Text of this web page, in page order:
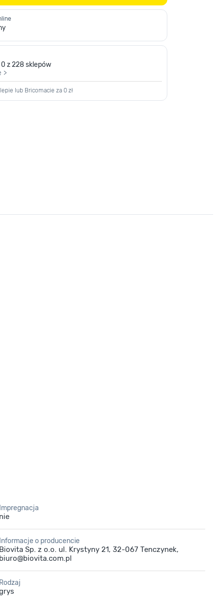
z 228 sklepów
>
lub Bricomacie za 0 zł
Impregnacja
nie
Informacje o producencie
Biovita Sp. z o.o. ul. Krystyny 21, 32-067 Tenczynek,
biuro@biovita.com.pl
Rodzaj